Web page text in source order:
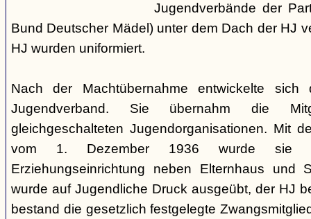
Jugendverbände der
Bund Deutscher Mädel) unter dem Dach der HJ
HJ wurden uniformiert.
Nach der Machtübernahme entwickelte
Jugendverband. Sie übernahm die
gleichgeschalteten Jugendorganisationen. Mit
vom 1. Dezember 1936 wurde sie
Erziehungseinrichtung neben Elternhaus und
wurde auf Jugendliche Druck ausgeübt, der HJ
bestand die gesetzlich festgelegte